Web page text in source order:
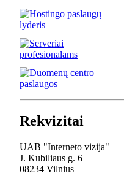
Rekvizitai
UAB "Interneto vizija"
J. Kubiliaus g. 6
08234 Vilnius